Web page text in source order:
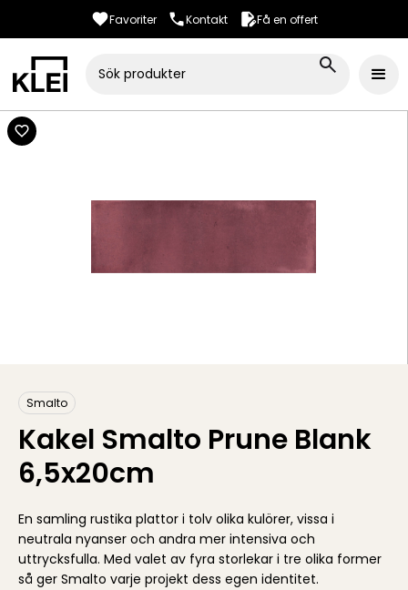
Favoriter Kontakt Få en offert
Smalto
Kakel Smalto Prune Blank
6,5x20cm
En samling rustika plattor i tolv olika kulörer, vissa i
neutrala nyanser och andra mer intensiva och
uttrycksfulla. Med valet av fyra storlekar i tre olika former
så ger Smalto varje projekt dess egen identitet.